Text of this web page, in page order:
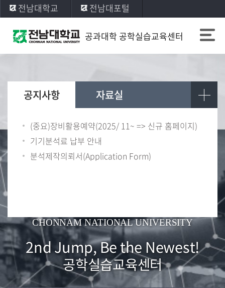
전남대학교 전남대포털
공과대학 공학실습교육센터
공지사항
(중요)장비활용예약(2025/ 11~ => 신규 홈페이지)
기기분석료 납부 안내
분석제작의뢰서(Application Form)
자료실
CHONNAM NATIONAL UNIVERSITY
2nd Jump, Be the Newest!
공학실습교육센터